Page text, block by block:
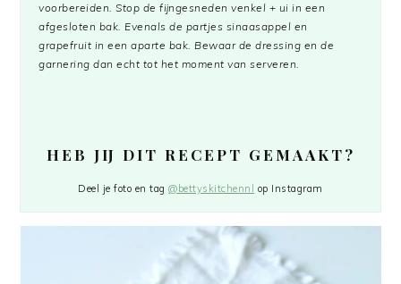
voorbereiden. Stop de fijngesneden venkel + ui in een
afgesloten bak. Evenals de partjes sinaasappel en
grapefruit in een aparte bak. Bewaar de dressing en de
garnering dan echt tot het moment van serveren.
HEB JIJ DIT RECEPT GEMAAKT?
Deel je foto en tag@bettyskitchennl op Instagram